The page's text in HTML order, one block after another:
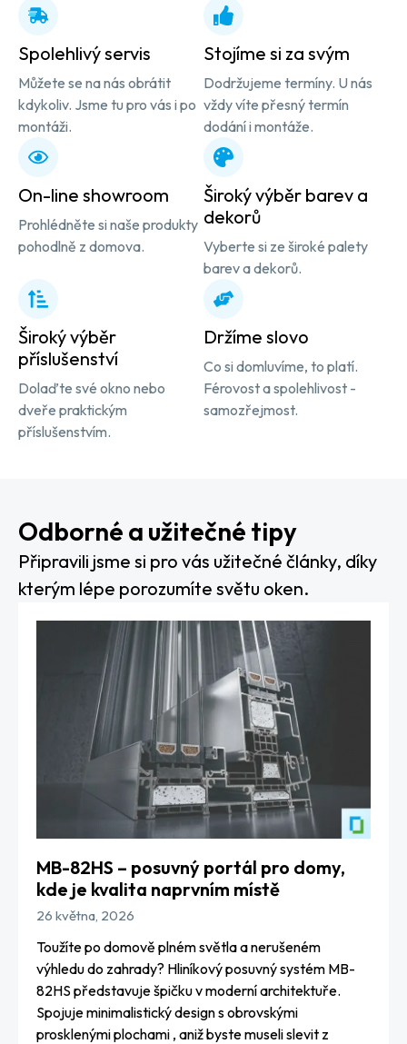
Spolehlivý servis
Můžete se na nás obrátit
kdykoliv. Jsme tu pro vás i po
montáži.
Stojíme si za svým
Dodržujeme termíny. U nás
vždy víte přesný termín
dodání i montáže.
On-line showroom
Prohlédněte si naše produkty
pohodlně z domova.
Široký výběr barev a
dekorů
Vyberte si ze široké palety
barev a dekorů.
Široký výběr
příslušenství
Dolaďte své okno nebo
dveře praktickým
příslušenstvím.
Držíme slovo
Co si domluvíme, to platí.
Férovost a spolehlivost -
samozřejmost.
Odborné a užitečné tipy
Připravili jsme si pro vás užitečné články, díky
kterým lépe porozumíte světu oken.
MB-82HS – posuvný portál pro domy,
kde je kvalita naprvním místě
26 května, 2026
Toužíte po domově plném světla a nerušeném
výhledu do zahrady? Hliníkový posuvný systém MB-
82HS představuje špičku v moderní architektuře.
Spojuje minimalistický design s obrovskými
prosklenými plochami , aniž byste museli slevit z